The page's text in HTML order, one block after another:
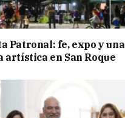
Patronal: fe, expo y una
artística en San Roque